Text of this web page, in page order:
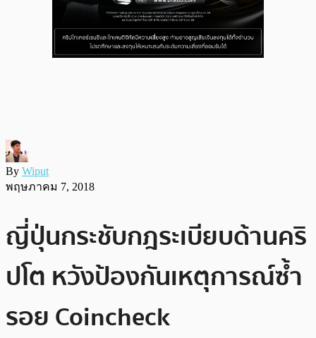
By Wiput
พฤษภาคม 7, 2018
ญี่ปุ่นกระชับกฎระเบียบด้านคริ
ปโต หวังป้องกันเหตุการณ์ซ้ำ
รอย Coincheck